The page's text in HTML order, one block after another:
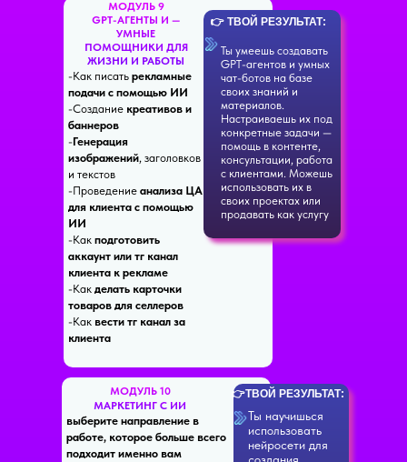
МОДУЛЬ 10
МАРКЕТИНГ С ИИ
выберите направление в
работе, которое больше всего
подходит именно вам
Ты научишься
использовать
нейросети для
МОДУЛЬ 9
GPT-АГЕНТЫ И —
УМНЫЕ
ПОМОЩНИКИ ДЛЯ
ЖИЗНИ И РАБОТЫ
-Как писать рекламные
подачи с помощью ИИ
-Создание креативов и
баннеров
-Генерация
изображений, заголовков
и текстов
-Проведение анализа ЦА
для клиента с помощью
ИИ
-Как подготовить
аккаунт или тг канал
клиента к рекламе
-Как делать карточки
товаров для селлеров
-Как вести тг канал за
клиента
👉ТВОЙ РЕЗУЛЬТАТ:
👉 ТВОЙ РЕЗУЛЬТАТ:
Ты умеешь создавать
GPT-агентов и умных
чат-ботов на базе
своих знаний и
материалов.
Настраиваешь их под
конкретные задачи —
помощь в контенте,
консультации, работа
с клиентами. Можешь
использовать их в
своих проектах или
продавать как услугу